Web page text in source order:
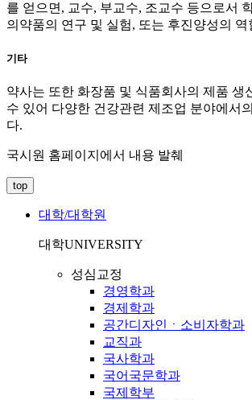
를 얻으면, 교수, 부교수, 조교수 등으로서
의약품의 연구 및 실험, 또는 후진양성의 역
기타
약사는 또한 화장품 및 식품회사의 제품 생
수 있어 다양한 건강관련 제조업 분야에서
다.
국시원 홈페이지에서 내용 발췌
top
대학/대학원
대학UNIVERSITY
성심교정
경영학과
경제학과
공간디자인ㆍ소비자학과
교직과
국사학과
국어국문학과
국제학부